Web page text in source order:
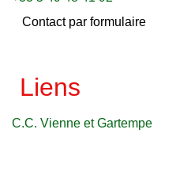
Contact par formulaire
Liens
C.C. Vienne et Gartempe